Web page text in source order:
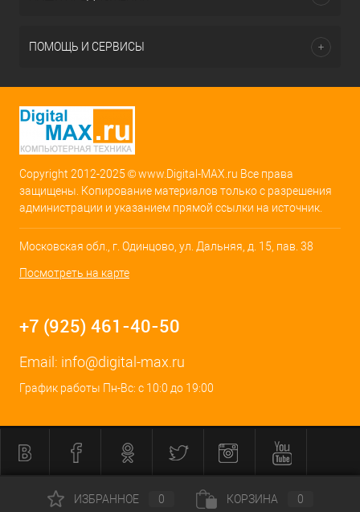
ПОМОЩЬ И СЕРВИСЫ
Copyright 2012-2025 © www.Digital-MAX.ru Все права
защищены. Копирование материалов только с разрешения
администрации и указанием прямой ссылки на источник.
Московская обл., г. Одинцово, ул. Дальняя, д. 15, пав. 38
Посмотреть на карте
+7 (925) 461-40-50
Email: info@digital-max.ru
График работы Пн-Вс: с 10:0 до 19:00
ИЗБРАННОЕ 0 КОРЗИНА 0